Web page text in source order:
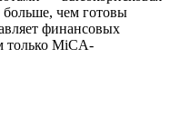
больше, чем готовы
финансовых
только MiCA-